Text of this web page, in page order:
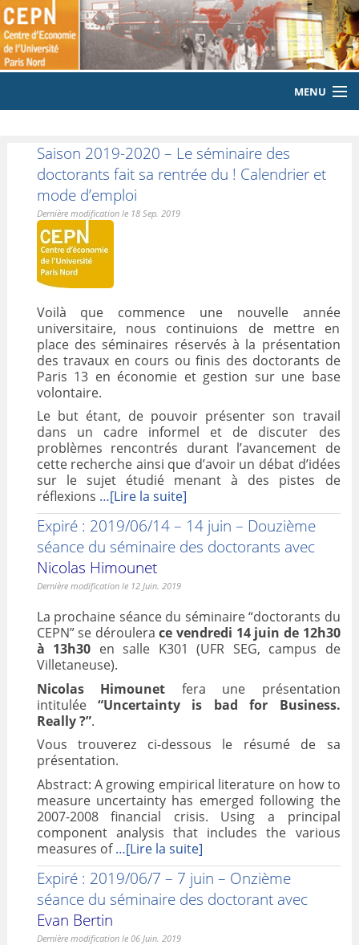
MENU
LE LABORATOIRE
MEMBRES
EQUIPE
PUBLICATIONS
EVENEMENTS
LABORATOIRE CITOYEN
VALORISATION
ARCHIVES
Saison 2019-2020 – Le séminaire des
doctorants fait sa rentrée du ! Calendrier et
mode d’emploi
Dernière modification le 18 Sep. 2019
Voilà que commence une nouvelle année
universitaire, nous continuions de mettre en
place des séminaires réservés à la présentation
des travaux en cours ou finis des doctorants de
Paris 13 en économie et gestion sur une base
volontaire.
Le but étant, de pouvoir présenter son travail
dans un cadre informel et de discuter des
problèmes rencontrés durant l’avancement de
cette recherche ainsi que d’avoir un débat d’idées
sur le sujet étudié menant à des pistes de
réflexions …[Lire la suite]
Expiré : 2019/06/14 – 14 juin – Douzième
séance du séminaire des doctorants avec
Nicolas Himounet
Dernière modification le 12 Juin. 2019
La prochaine séance du séminaire “doctorants du
CEPN” se déroulera ce vendredi 14 juin de 12h30
à 13h30 en salle K301 (UFR SEG, campus de
Villetaneuse).
Nicolas Himounet fera une présentation
intitulée“Uncertainty is bad for Business.
Really ?”.
Vous trouverez ci-dessous le résumé de sa
présentation.
Abstract: A growing empirical literature on how to
measure uncertainty has emerged following the
2007-2008 financial crisis. Using a principal
component analysis that includes the various
measures of…[Lire la suite]
Expiré : 2019/06/7 – 7 juin – Onzième
séance du séminaire des doctorant avec
Evan Bertin
Dernière modification le 06 Juin. 2019